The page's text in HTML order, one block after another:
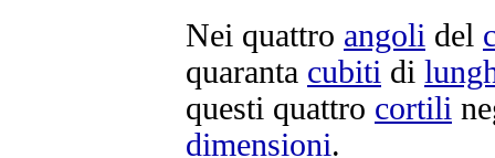
Nei quattro angoli del
quaranta cubiti di
questi quattro cortili
dimensioni.